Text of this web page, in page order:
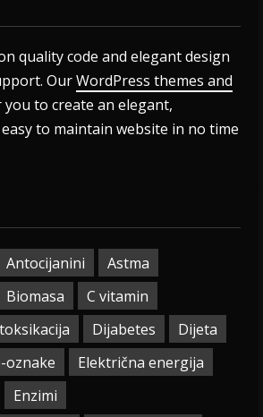
quality code and elegant design
OurWordPress themes and
you to create an elegant,
to maintain website in no time
Antocijanini
Astma
Biomasa
C vitamin
Dijabetes
Dijeta
oznake
Električna energija
Enzimi